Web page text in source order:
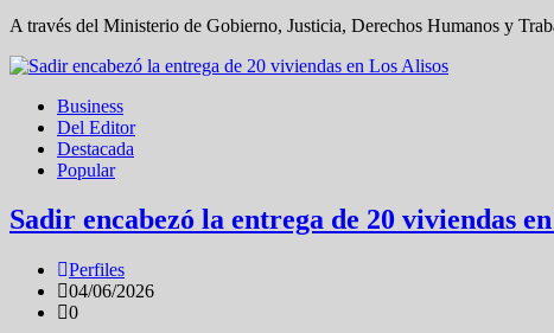
A través del Ministerio de Gobierno, Justicia, Derechos Humanos y
Business
Del Editor
Destacada
Popular
Sadir encabezó la entrega de 20 viviendas
Perfiles
04/06/2026
0